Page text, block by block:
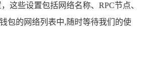
这些设置包括网络名称、RPC节点、
包的网络列表中,随时等待我们的使